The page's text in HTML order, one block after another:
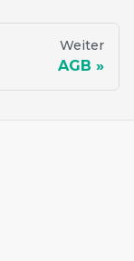
Weiter
AGB